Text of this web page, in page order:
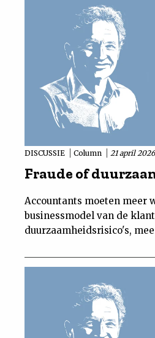
DISCUSSIE Column 21 april 2026
Fraude of
Accountants moeten meer
businessmodel van de
duurzaamheidsrisico's,